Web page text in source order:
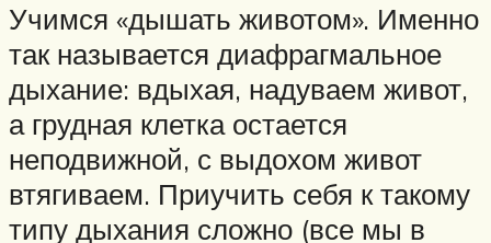
Учимся «дышать животом». Именно
так называется диафрагмальное
дыхание: вдыхая, надуваем живот,
а грудная клетка остается
неподвижной, с выдохом живот
втягиваем. Приучить себя к такому
типу дыхания сложно (все мы в